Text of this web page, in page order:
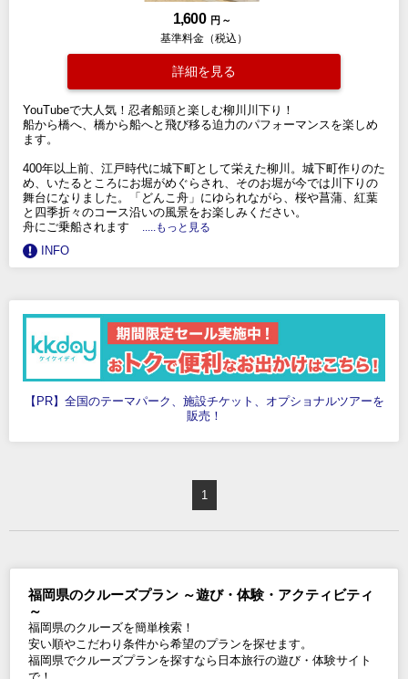
1,600 円 ～
基準料金（税込）
詳細を見る
YouTubeで大人気！忍者船頭と楽しむ柳川川下り！
船から橋へ、橋から船へと飛び移る迫力のパフォーマンスを楽しめ
ます。
400年以上前、江戸時代に城下町として栄えた柳川。城下町作りのた
め、いたるところにお堀がめぐらされ、そのお堀が今では川下りの
舞台になりました。「どんこ舟」にゆられながら、桜や菖蒲、紅葉
と四季折々のコース沿いの風景をお楽しみください。
舟にご乗船されます
.....もっと見る
INFO
【PR】全国のテーマパーク、施設チケット、オプショナルツアーを
販売！
1
福岡県のクルーズプラン ～遊び・体験・アクティビティ
～
福岡県のクルーズを簡単検索！
安い順やこだわり条件から希望のプランを探せます。
福岡県でクルーズプランを探すなら日本旅行の遊び・体験サイト